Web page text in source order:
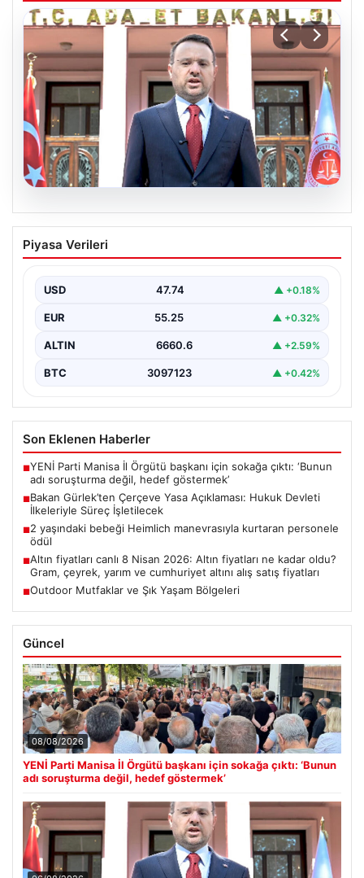
06.08.2026
Bakan Gürlek’ten Çerçeve Yasa
Açıklaması: Hukuk Devleti İlkeleriyle
Adalet Bakanı Akın Gürlek, Türkiye'nin terörle mücadele
önemli…
Piyasa Verileri
USD 47.74 ▲ +0.18%
EUR 55.25 ▲ +0.32%
ALTIN 6660.6 ▲ +2.59%
BTC 3097123 ▲ +0.42%
Son Eklenen Haberler
■YENİ Parti Manisa İl Örgütü başkanı için sokağa çıktı: ‘Bunun
adı soruşturma değil, hedef göstermek’
■Bakan Gürlek’ten Çerçeve Yasa Açıklaması: Hukuk Devleti
İlkeleriyle Süreç İşletilecek
■2 yaşındaki bebeği Heimlich manevrasıyla kurtaran personele
ödül
■Altın fiyatları canlı 8 Nisan 2026: Altın fiyatları ne kadar oldu?
Gram, çeyrek, yarım ve cumhuriyet altını alış satış fiyatları
■Outdoor Mutfaklar ve Şık Yaşam Bölgeleri
Güncel
08/08/2026
YENİ Parti Manisa İl Örgütü başkanı için sokağa çıktı: ‘Bunun
adı soruşturma değil, hedef göstermek’